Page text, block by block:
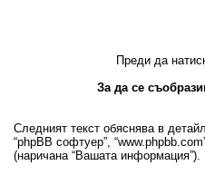
Преди да
За да се
Следният текст обяснява в
“phpBB софтуер”,
(наричана “Вашата информация”).